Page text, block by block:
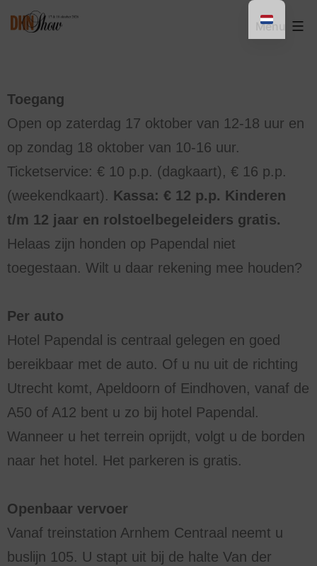
Menu
Toegang
Open op zaterdag 17 oktober van 12-18 uur en
op zondag 18 oktober van 10-16 uur.
Ticketservice: € 10 p.p. (dagkaart), € 16 p.p.
(weekendkaart). Kassa: € 12 p.p. Kinderen
t/m 12 jaar en rolstoelbegeleiders gratis.
Helaas zijn honden op Papendal niet
toegestaan. Wilt u daar rekening mee houden?
Per auto
Hotel Papendal is centraal gelegen en goed
bereikbaar met de auto. Of u nu uit de richting
Utrecht komt, Apeldoorn of Eindhoven, vanaf de
A50 of A12 bent u zo bij hotel Papendal.
Wanneer u het terrein oprijdt, volgt u de borden
naar het hotel. Het parkeren is gratis.
Openbaar vervoer
Vanaf treinstation Arnhem Centraal neemt u
buslijn 105. U stapt uit bij de halte Van der